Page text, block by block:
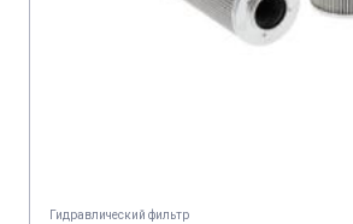
Гидравлический фильтр